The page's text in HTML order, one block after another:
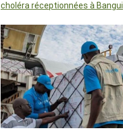
choléra réceptionnées à Bangui